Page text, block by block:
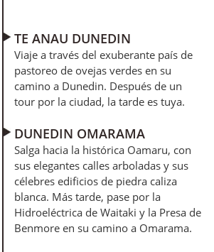
TE ANAU DUNEDIN
Viaje a través del exuberante país de
pastoreo de ovejas verdes en su
camino a Dunedin. Después de un
tour por la ciudad, la tarde es tuya.
DUNEDIN OMARAMA
Salga hacia la histórica Oamaru, con
sus elegantes calles arboladas y sus
célebres edificios de piedra caliza
blanca. Más tarde, pase por la
Hidroeléctrica de Waitaki y la Presa de
Benmore en su camino a Omarama.